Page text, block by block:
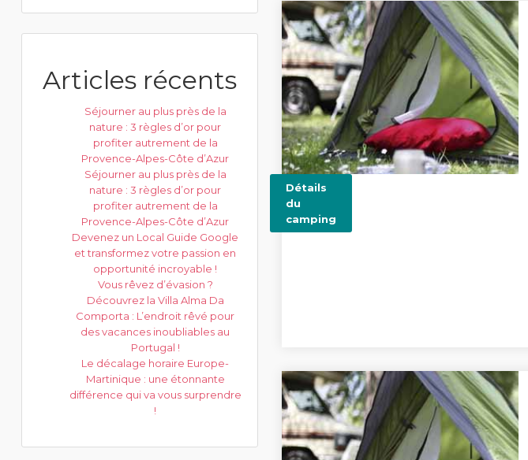
Articles récents
Séjourner au plus près de la
nature : 3 règles d’or pour
profiter autrement de la
Provence-Alpes-Côte d’Azur
Séjourner au plus près de la
nature : 3 règles d’or pour
profiter autrement de la
Provence-Alpes-Côte d’Azur
Devenez un Local Guide Google
et transformez votre passion en
opportunité incroyable !
Vous rêvez d’évasion ?
Découvrez la Villa Alma Da
Comporta : L’endroit rêvé pour
des vacances inoubliables au
Portugal !
Le décalage horaire Europe-
Martinique : une étonnante
différence qui va vous surprendre
!
Détails
du
camping